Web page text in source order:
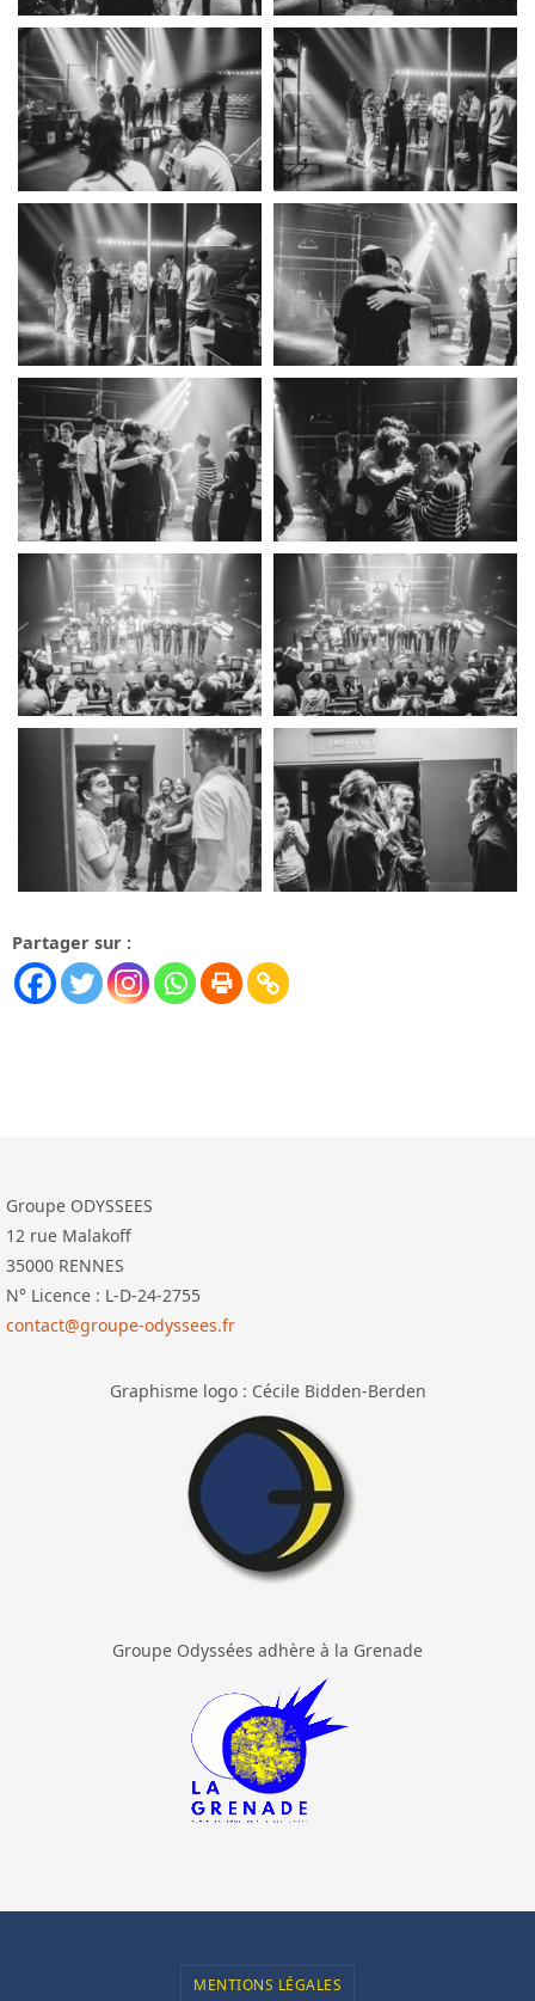
Partager sur :
Groupe ODYSSEES
12 rue Malakoff
35000 RENNES
N° Licence : L-D-24-2755
contact@groupe-odyssees.fr
Graphisme logo : Cécile Bidden-Berden
Groupe Odyssées adhère à la Grenade
MENTIONS LÉGALES